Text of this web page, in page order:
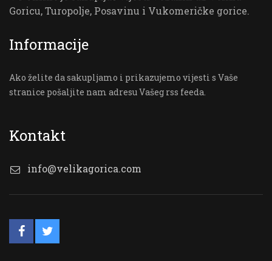
Goricu, Turopolje, Posavinu i Vukomeričke gorice.
Informacije
Ako želite da sakupljamo i prikazujemo vijesti s Vaše
stranice pošaljite nam adresu Vašeg rss feeda.
Kontakt
info@velikagorica.com